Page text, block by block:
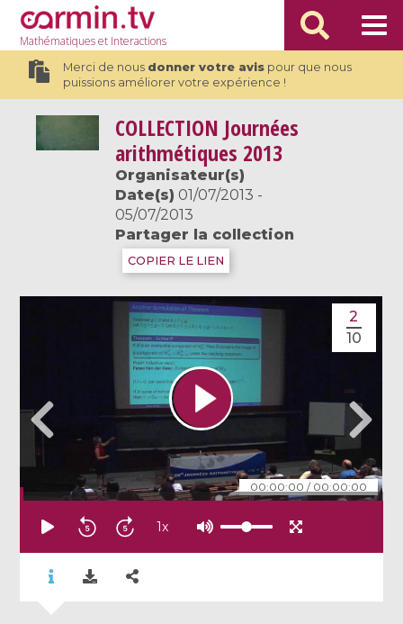
Mathématiqueset Interactions
Merci de nous donner votre avispour que nous
puissions améliorer votre expérience !
COLLECTION Journées
arithmétiques 2013
Organisateur(s)
Date(s) 01/07/2013 -
05/07/2013
Partager la collection
COPIER LE LIEN
00:00:00 / 00:00:00
2
10
1x